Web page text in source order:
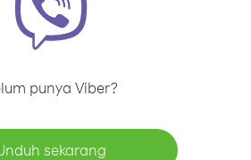
punya Viber?
sekarang